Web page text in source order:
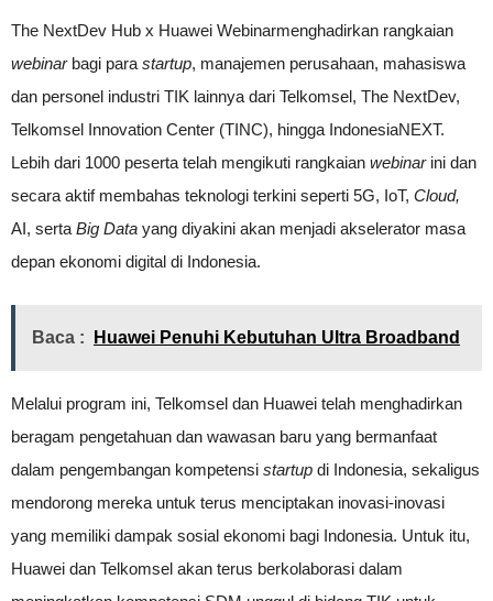
The NextDev Hub x Huawei Webinarmenghadirkan rangkaian
webinarbagi para startup, manajemen perusahaan, mahasiswa
dan personel industri TIK lainnya dari Telkomsel, The NextDev,
Telkomsel Innovation Center (TINC), hingga IndonesiaNEXT.
Lebih dari 1000 peserta telah mengikuti rangkaian webinarini dan
secara aktif membahas teknologi terkini seperti 5G, IoT, Cloud,
AI, serta Big Data yang diyakini akan menjadi akselerator masa
depan ekonomi digital di Indonesia.
Baca : Huawei Penuhi Kebutuhan Ultra Broadband
Melalui program ini, Telkomsel dan Huawei telah menghadirkan
beragam pengetahuan dan wawasan baru yang bermanfaat
dalam pengembangan kompetensi startup di Indonesia, sekaligus
mendorong mereka untuk terus menciptakan inovasi-inovasi
yang memiliki dampak sosial ekonomi bagi Indonesia. Untuk itu,
Huawei dan Telkomsel akan terus berkolaborasi dalam